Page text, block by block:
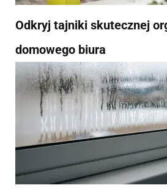
Odkryj tajniki skutecznej
domowego biura